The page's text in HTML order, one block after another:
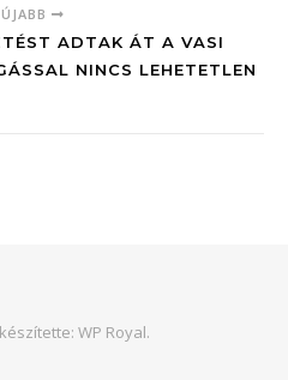
ADTAK ÁT A VASI
NINCS LEHETETLEN
WP Royal.